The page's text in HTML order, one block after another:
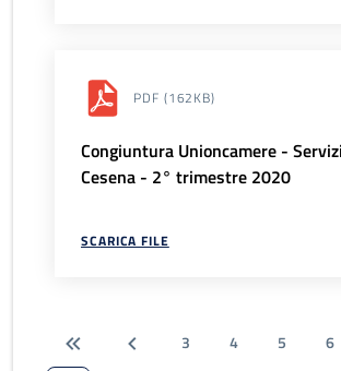
PDF (162KB)
Congiuntura Unioncamere -
Cesena - 2° trimestre 2020
SCARICA FILE
3 4 5 6